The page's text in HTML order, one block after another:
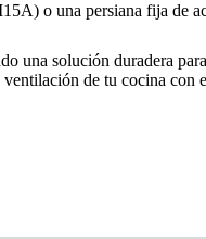
o una persiana fija de
una solución duradera
de tu cocina con